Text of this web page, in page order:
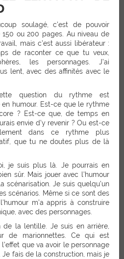
soulagé, c’est de pouvoir
ou 200 pages. Au niveau de
mais c’est aussi libérateur :
de raconter ce que tu veux,
les personnages. J’ai
lent, avec des affinités avec le
question du rythme est
humour. Est-ce que le rythme
? Est-ce que, de temps en
envie d’y revenir ? Ou est-ce
dans ce rythme plus
que tu ne doutes plus de là
je suis plus là. Je pourrais en
sûr. Mais jouer avec l’humour
scénarisation. Je suis quelqu’un
scénarios. Même si ce sont des
m’a appris à construire
avec des personnages.
la lentille. Je suis en arrière,
de marionnettes. Ce qui est
que va avoir le personnage
Je fais de la construction, mais je